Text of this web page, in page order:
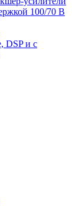
100/70 В
DSP и с